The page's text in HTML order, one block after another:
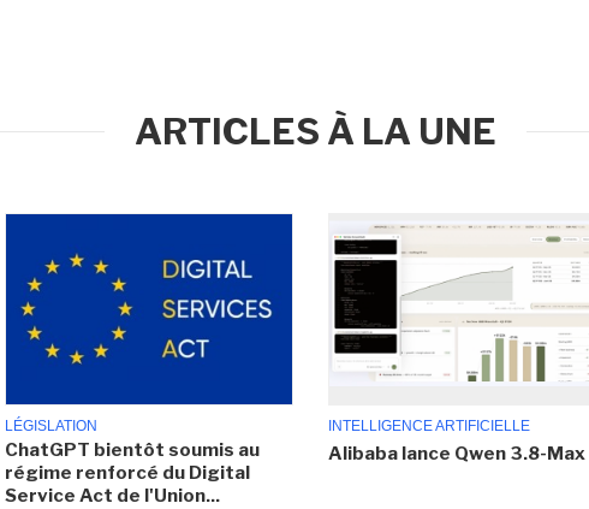
ARTICLES À LA UNE
LÉGISLATION
ChatGPT bientôt soumis au
régime renforcé du Digital
Service Act de l'Union...
INTELLIGENCE ARTIFICIELLE
Alibaba lance Qwen 3.8-Max